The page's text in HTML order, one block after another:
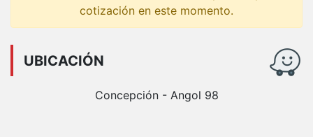
cotización en este momento.
UBICACIÓN
Concepción - Angol 98